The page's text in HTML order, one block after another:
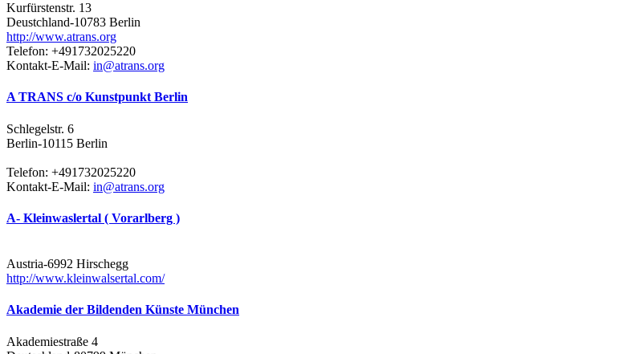
Kurfürstenstr. 13
Deustchland-10783 Berlin
http://www.atrans.org
Telefon: +491732025220
Kontakt-E-Mail: in@atrans.org
A TRANS c/o Kunstpunkt Berlin
Schlegelstr. 6
Berlin-10115 Berlin
Telefon: +491732025220
Kontakt-E-Mail: in@atrans.org
A- Kleinwaslertal ( Vorarlberg )
Austria-6992 Hirschegg
http://www.kleinwalsertal.com/
Akademie der Bildenden Künste München
Akademiestraße 4